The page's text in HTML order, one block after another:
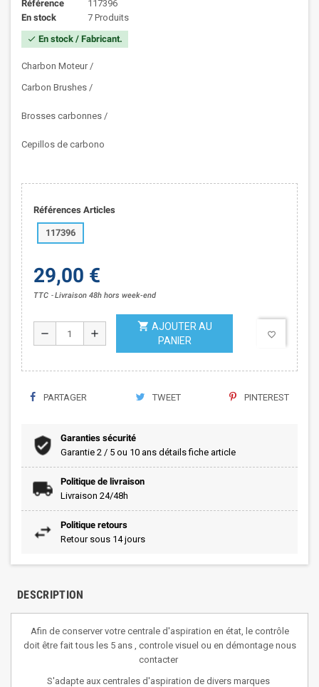
Référence
117396
En stock
7 Produits
check En stock / Fabricant.
Charbon Moteur /
Carbon Brushes /
Brosses carbonnes /
Cepillos de carbono
Références Articles
117396
29,00 €
TTC Livraison 48h hors week-end
remove add
shopping_cart AJOUTER AU
PANIER
favorite_border
PARTAGER TWEET PINTEREST
Garanties sécurité
Garantie 2 / 5 ou 10 ans détails fiche article
Politique de livraison
Livraison 24/48h
Politique retours
Retour sous 14 jours
DESCRIPTION
Afin de conserver votre centrale d'aspiration en état, le contrôle
doit être fait tous les 5 ans , controle visuel ou en démontage nous
contacter
S'adapte aux centrales d'aspiration de divers marques